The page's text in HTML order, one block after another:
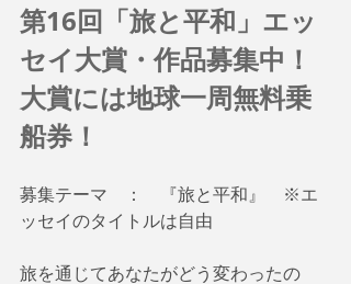
第16回「旅と平和」エッ
セイ大賞・作品募集中！
大賞には地球一周無料乗
船券！
募集テーマ　：　『旅と平和』　※エ
ッセイのタイトルは自由
旅を通じてあなたがどう変わったの